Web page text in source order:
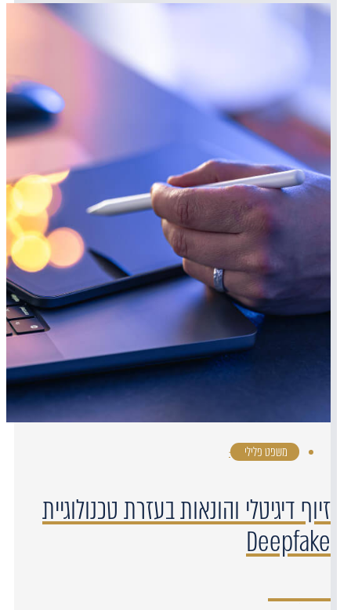
משפט פלילי ·
זיוף דיגיטלי והונאות בעזרת טכנולוגיית
Deepfake